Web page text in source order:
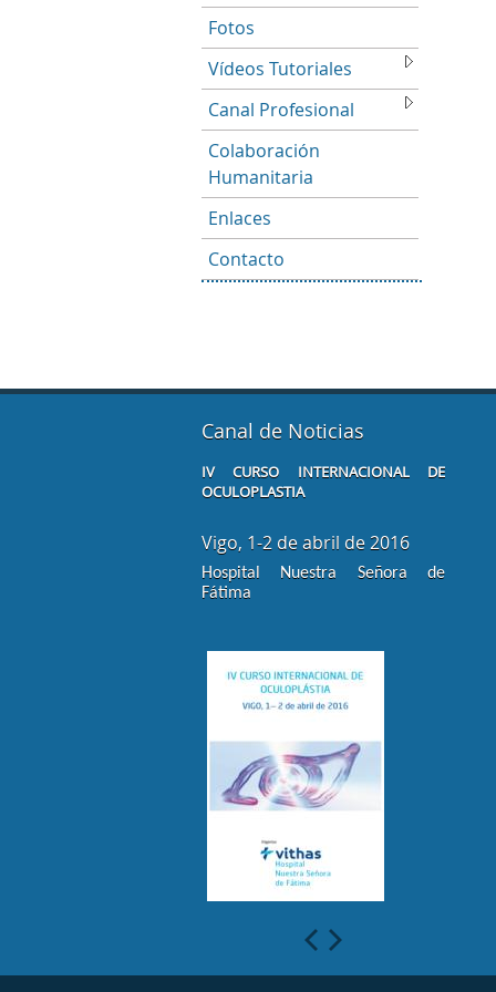
Fotos
Vídeos Tutoriales
Canal Profesional
Colaboración
Humanitaria
Enlaces
Contacto
Canal de Noticias
IV CURSO INTERNACIONAL DE
OCULOPLASTIA
Vigo, 1-2 de abril de 2016
Hospital Nuestra Señora de
Fátima